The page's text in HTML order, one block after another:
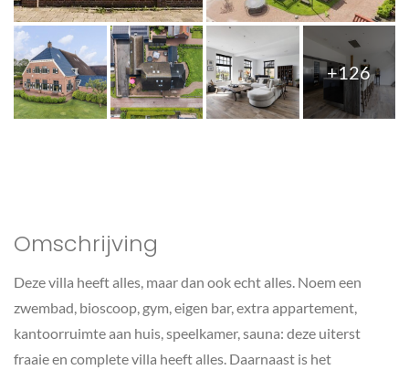
+126
Omschrijving
Deze villa heeft alles, maar dan ook echt alles. Noem een
zwembad, bioscoop, gym, eigen bar, extra appartement,
kantoorruimte aan huis, speelkamer, sauna: deze uiterst
fraaie en complete villa heeft alles. Daarnaast is het